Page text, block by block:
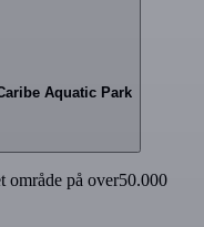
Aquatic Park
område på over50.000